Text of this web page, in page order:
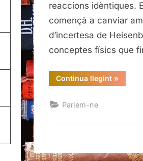
reaccions idèntiques.
començà a canviar
d’incertesa de
conceptes físics que
Continua llegint
popular”
»
Parlem-ne